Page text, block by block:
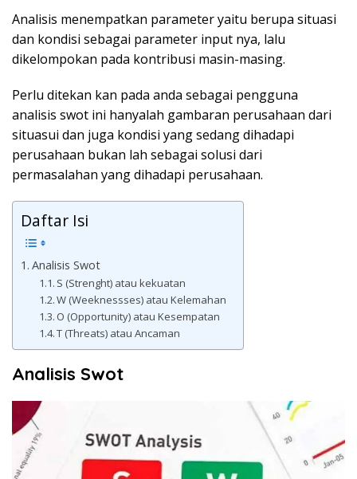
Analisis menempatkan parameter yaitu berupa situasi
dan kondisi sebagai parameter input nya, lalu
dikelompokan pada kontribusi masin-masing.
Perlu ditekan kan pada anda sebagai pengguna
analisis swot ini hanyalah gambaran perusahaan dari
situasui dan juga kondisi yang sedang dihadapi
perusahaan bukan lah sebagai solusi dari
permasalahan yang dihadapi perusahaan.
Daftar Isi
Analisis Swot
S (Strenght) atau kekuatan
W (Weeknessses) atau Kelemahan
O (Opportunity) atau Kesempatan
T (Threats) atau Ancaman
Analisis Swot